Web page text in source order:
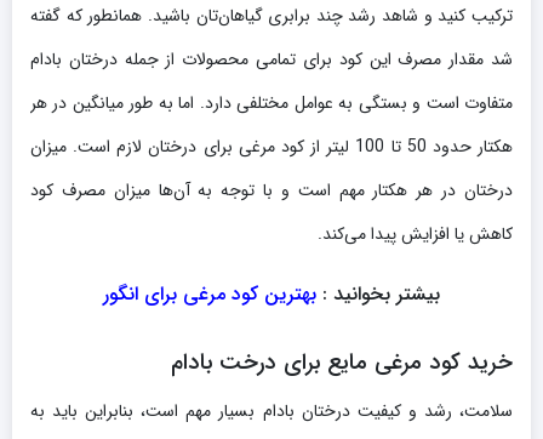
ترکیب کنید و شاهد رشد چند برابری گیاهان‌تان باشید. همانطور که گفته
شد مقدار مصرف این کود برای تمامی محصولات از جمله درختان بادام
متفاوت است و بستگی به عوامل مختلفی دارد. اما به طور میانگین در هر
هکتار حدود 50 تا 100 لیتر از کود مرغی برای درختان لازم است. میزان
درختان در هر هکتار مهم است و با توجه به آن‌ها میزان مصرف کود
کاهش یا افزایش پیدا می‌کند.
بیشتر بخوانید : بهترین کود مرغی برای انگور
خرید کود مرغی مایع برای درخت بادام
سلامت، رشد و کیفیت درختان بادام بسیار مهم است، بنابراین باید به